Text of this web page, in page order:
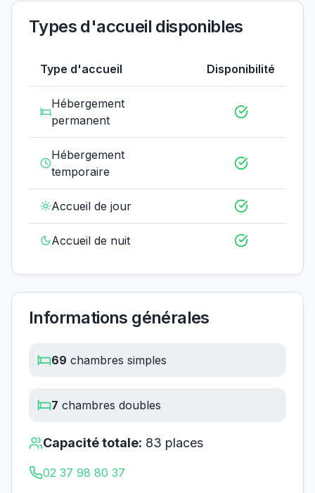
Types d'accueil disponibles
Type d'accueil Disponibilité
Hébergement
permanent
Hébergement
temporaire
Accueil de jour
Accueil de nuit
Informations générales
69 chambres simples
7 chambres doubles
Capacité totale: 83 places
02 37 98 80 37